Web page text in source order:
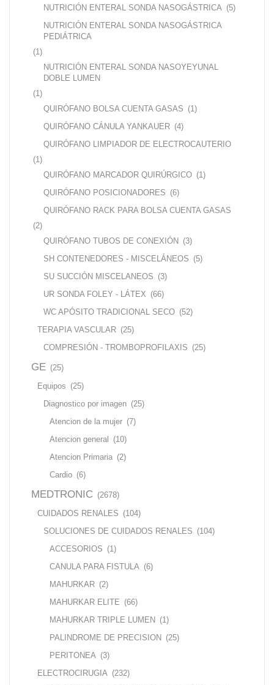
NUTRICIÓN ENTERAL SONDA NASOGÁSTRICA (5)
NUTRICIÓN ENTERAL SONDA NASOGÁSTRICA
PEDIÁTRICA
(1)
NUTRICIÓN ENTERAL SONDA NASOYEYUNAL
DOBLE LUMEN
(1)
QUIRÓFANO BOLSA CUENTA GASAS (1)
QUIRÓFANO CÁNULA YANKAUER (4)
QUIRÓFANO LIMPIADOR DE ELECTROCAUTERIO
(1)
QUIRÓFANO MARCADOR QUIRÚRGICO (1)
QUIRÓFANO POSICIONADORES (6)
QUIRÓFANO RACK PARA BOLSA CUENTA GASAS
(2)
QUIRÓFANO TUBOS DE CONEXIÓN (3)
SH CONTENEDORES - MISCELÁNEOS (5)
SU SUCCIÓN MISCELANEOS (3)
UR SONDA FOLEY - LÁTEX (66)
WC APÓSITO TRADICIONAL SECO (52)
TERAPIA VASCULAR (25)
COMPRESIÓN - TROMBOPROFILAXIS (25)
GE (25)
Equipos (25)
Diagnostico por imagen (25)
Atencion de la mujer (7)
Atencion general (10)
Atencion Primaria (2)
Cardio (6)
MEDTRONIC (2678)
CUIDADOS RENALES (104)
SOLUCIONES DE CUIDADOS RENALES (104)
ACCESORIOS (1)
CANULA PARA FISTULA (6)
MAHURKAR (2)
MAHURKAR ELITE (66)
MAHURKAR TRIPLE LUMEN (1)
PALINDROME DE PRECISION (25)
PERITONEA (3)
ELECTROCIRUGIA (232)